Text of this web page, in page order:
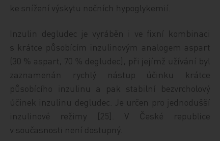
ke snížení výskytu nočních hypoglykemií.
Inzulin degludec je vyráběn i ve fixní kombinaci
s krátce působícím inzulinovým analogem aspart
(30 % aspart, 70 % degludec), při jejímž užívání byl
zaznamenán rychlý nástup účinku krátce
působícího inzulinu a pak stabilní bezvrcholový
účinek inzulinu degludec. Je určen pro jednodušší
inzulinové režimy [25]. V České republice
v současnosti není dostupný.